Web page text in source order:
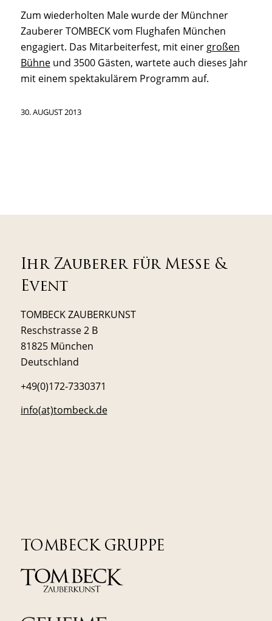
Zum wiederholten Male wurde der Münchner
Zauberer TOMBECKvom Flughafen München
engagiert. Das Mitarbeiterfest, mit einer großen
Bühneund 3500 Gästen, wartete auch dieses Jahr
mit einem spektakulärem Programm auf.
30. AUGUST 2013
Ihr Zauberer für Messe &
Event
TOMBECK ZAUBERKUNST
Reschstrasse 2 B
81825 München
Deutschland
+49(0)172-7330371
info(at)tombeck.de
TOMBECK GRUPPE